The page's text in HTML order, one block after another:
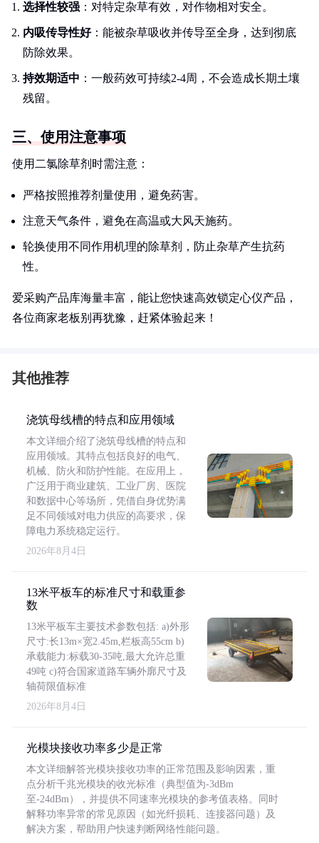
选择性较强 ：对特定杂草有效，对作物相对安全。
内吸传导性好：能被杂草吸收并传导至全身，达到彻底
防除效果。
持效期适中 ：一般药效可持续2-4周，不会造成长期土壤
残留。
三、使用注意事项
使用二氯除草剂时需注意：
严格按照推荐剂量使用，避免药害。
注意天气条件，避免在高温或大风天施药。
轮换使用不同作用机理的除草剂，防止杂草产生抗药
性。
爱采购产品库海量丰富，能让您快速高效锁定心仪产品，
各位商家老板别再犹豫，赶紧体验起来！
其他推荐
浇筑母线槽的特点和应用领域
本文详细介绍了浇筑母线槽的特点和
应用领域。其特点包括良好的电气、
机械、防火和防护性能。在应用上，
广泛用于商业建筑、工业厂房、医院
和数据中心等场所，凭借自身优势满
足不同领域对电力供应的高要求，保
障电力系统稳定运行。
2026年8月4日
13米平板车的标准尺寸和载重参
数
13米平板车主要技术参数包括: a)外形
尺寸:长13m×宽2.45m,栏板高55cm b)
承载能力:标载30-35吨,最大允许总重
49吨 c)符合国家道路车辆外廓尺寸及
轴荷限值标准
2026年8月4日
光模块接收功率多少是正常
本文详细解答光模块接收功率的正常范围及影响因素，重
点分析千兆光模块的收光标准（典型值为-3dBm
至-24dBm），并提供不同速率光模块的参考值表格。同时
解释功率异常的常见原因（如光纤损耗、连接器问题）及
解决方案，帮助用户快速判断网络性能问题。